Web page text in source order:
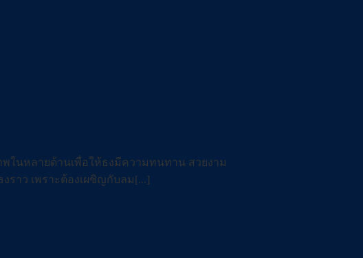
ในหลายด้านเพื่อให้ธงมีความทนทาน สวยงาม
าว เพราะต้องเผชิญกับลม[...]